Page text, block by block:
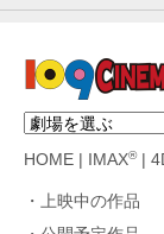
HOME IMAX®|
上映中の作品